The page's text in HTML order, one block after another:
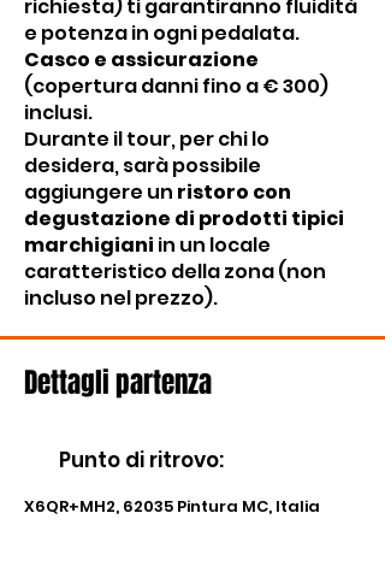
richiesta) ti garantiranno fluidità
e potenza in ogni pedalata.
Casco e assicurazione
(copertura danni fino a € 300)
inclusi.
Durante il tour, per chi lo
desidera, sarà possibile
aggiungere un ristoro con
degustazione di prodotti tipici
marchigiani in un locale
caratteristico della zona (non
incluso nel prezzo).
Dettagli partenza
Punto di ritrovo:
X6QR+MH2, 62035 Pintura MC, Italia